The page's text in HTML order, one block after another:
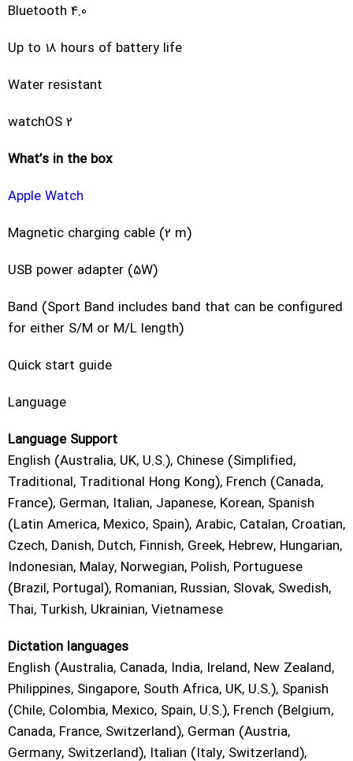
Bluetooth 4.0
Up to 18 hours of battery life
Water resistant
watchOS 2
What’s in the box
Apple Watch
Magnetic charging cable (2 m)
USB power adapter (5W)
Band (Sport Band includes band that can be configured
for either S/M or M/L length)
Quick start guide
Language
Language Support
English (Australia, UK, U.S.), Chinese (Simplified,
Traditional, Traditional Hong Kong), French (Canada,
France), German, Italian, Japanese, Korean, Spanish
(Latin America, Mexico, Spain), Arabic, Catalan, Croatian,
Czech, Danish, Dutch, Finnish, Greek, Hebrew, Hungarian,
Indonesian, Malay, Norwegian, Polish, Portuguese
(Brazil, Portugal), Romanian, Russian, Slovak, Swedish,
Thai, Turkish, Ukrainian, Vietnamese
Dictation languages
English (Australia, Canada, India, Ireland, New Zealand,
Philippines, Singapore, South Africa, UK, U.S.), Spanish
(Chile, Colombia, Mexico, Spain, U.S.), French (Belgium,
Canada, France, Switzerland), German (Austria,
Germany, Switzerland), Italian (Italy, Switzerland),